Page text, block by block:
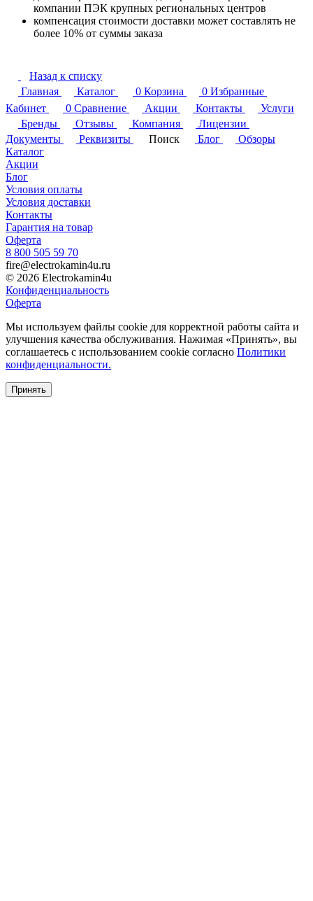
компании ПЭК крупных региональных центров
компенсация стоимости доставки может составлять не
более 10% от суммы заказа
Назад к списку
Главная
Каталог 0 Корзина 0 Избранные
Кабинет
0 Сравнение Акции Контакты
Услуги
Бренды
Отзывы Компания
Лицензии
Документы
Реквизиты Поиск Блог
Обзоры
Каталог
Акции
Блог
Условия оплаты
Условия доставки
Контакты
Гарантия на товар
Оферта
8 800 505 59 70
fire@electrokamin4u.ru
© 2026 Electrokamin4u
Конфиденциальность
Оферта
Мы используем файлы cookie для корректной работы сайта и
улучшения качества обслуживания. Нажимая «Принять», вы
соглашаетесь с использованием cookie согласно Политики
конфиденциальности.
Принять